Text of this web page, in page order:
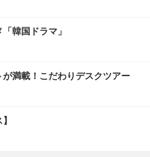
韓国ドラマ」
満載！こだわりデスクツアー